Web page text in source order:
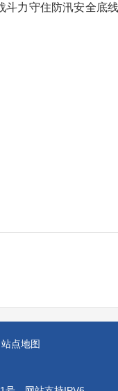
力守住防汛安全底
站点地图